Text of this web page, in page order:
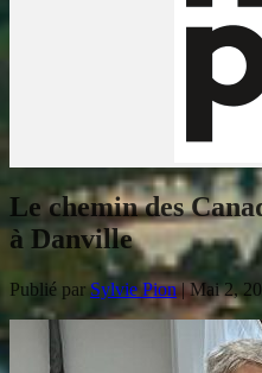
Le chemin des
à Danville
Publié parSylvie Pion|Mai 2,